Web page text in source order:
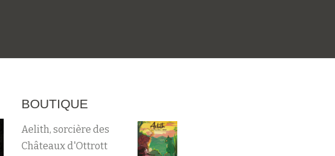
BOUTIQUE
Aelith, sorcière des
Châteaux d'Ottrott